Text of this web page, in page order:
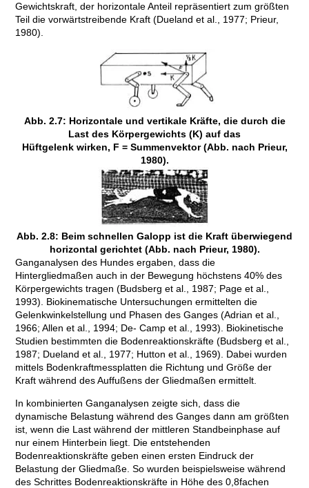
Gewichtskraft, der horizontale Anteil repräsentiert zum größten
Teil die vorwärtstreibende Kraft (Dueland et al., 1977; Prieur,
1980).
Abb. 2.7: Horizontale und vertikale Kräfte, die durch die
Last des Körpergewichts (K) auf das
Hüftgelenk wirken, F = Summenvektor (Abb. nach Prieur,
1980).
Abb. 2.8: Beim schnellen Galopp ist die Kraft überwiegend
horizontal gerichtet (Abb. nach Prieur, 1980).
Ganganalysen des Hundes ergaben, dass die
Hintergliedmaßen auch in der Bewegung höchstens 40% des
Körpergewichts tragen (Budsberg et al., 1987; Page et al.,
1993). Biokinematische Untersuchungen ermittelten die
Gelenkwinkelstellung und Phasen des Ganges (Adrian et al.,
1966; Allen et al., 1994; De- Camp et al., 1993). Biokinetische
Studien bestimmten die Bodenreaktionskräfte (Budsberg et al.,
1987; Dueland et al., 1977; Hutton et al., 1969). Dabei wurden
mittels Bodenkraftmessplatten die Richtung und Größe der
Kraft während des Auffußens der Gliedmaßen ermittelt.
In kombinierten Ganganalysen zeigte sich, dass die
dynamische Belastung während des Ganges dann am größten
ist, wenn die Last während der mittleren Standbeinphase auf
nur einem Hinterbein liegt. Die entstehenden
Bodenreaktionskräfte geben einen ersten Eindruck der
Belastung der Gliedmaße. So wurden beispielsweise während
des Schrittes Bodenreaktionskräfte in Höhe des 0,8fachen